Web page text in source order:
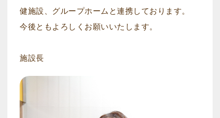
健施設、グループホームと連携しております。
今後ともよろしくお願いいたします。
施設長